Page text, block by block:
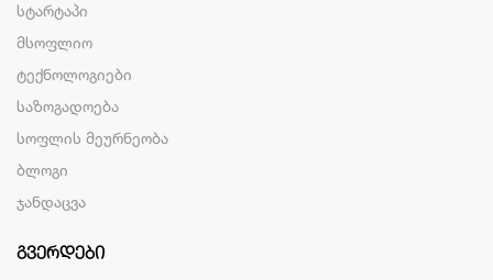
სტარტაპი
მსოფლიო
ტექნოლოგიები
საზოგადოება
სოფლის მეურნეობა
ბლოგი
ჯანდაცვა
ᲒᲕᲔᲠᲓᲔᲑᲘ